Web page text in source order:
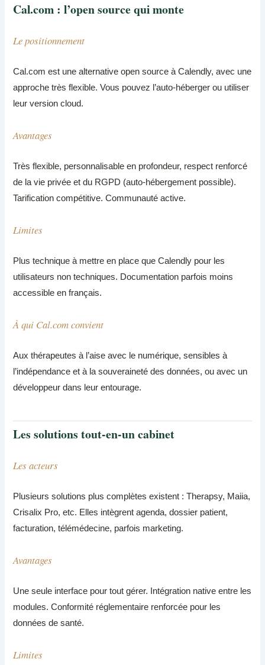
Cal.com : l’open source qui monte
Le positionnement
Cal.com est une alternative open source à Calendly, avec une
approche très flexible. Vous pouvez l’auto-héberger ou utiliser
leur version cloud.
Avantages
Très flexible, personnalisable en profondeur, respect renforcé
de la vie privée et du RGPD (auto-hébergement possible).
Tarification compétitive. Communauté active.
Limites
Plus technique à mettre en place que Calendly pour les
utilisateurs non techniques. Documentation parfois moins
accessible en français.
À qui Cal.com convient
Aux thérapeutes à l’aise avec le numérique, sensibles à
l’indépendance et à la souveraineté des données, ou avec un
développeur dans leur entourage.
Les solutions tout-en-un cabinet
Les acteurs
Plusieurs solutions plus complètes existent : Therapsy, Maiia,
Crisalix Pro, etc. Elles intègrent agenda, dossier patient,
facturation, télémédecine, parfois marketing.
Avantages
Une seule interface pour tout gérer. Intégration native entre les
modules. Conformité réglementaire renforcée pour les
données de santé.
Limites